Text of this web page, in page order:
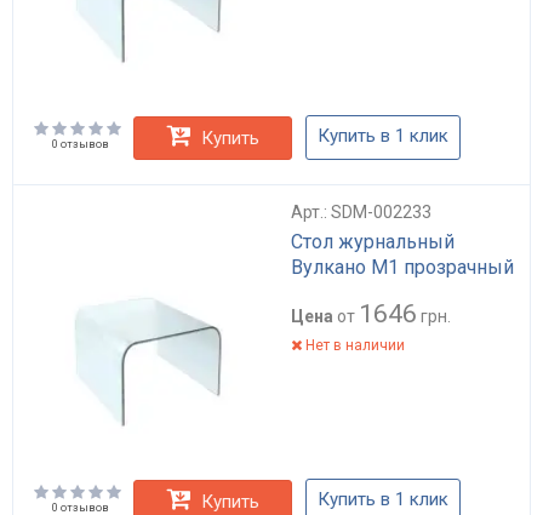
0 отзывов Купить Купить в 1 клик
Арт.: SDM-002233
Стол журнальный
Вулкано М1 прозрачный
Цена от 1646 грн.
Нет в наличии
0 отзывов Купить Купить в 1 клик